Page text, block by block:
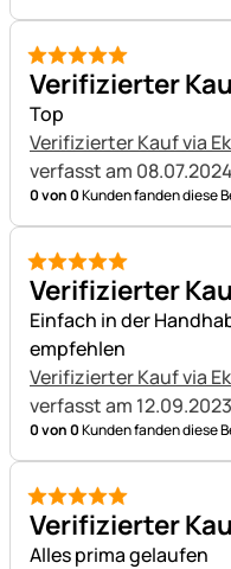
5 von 5
Verifizierter
Top
Verifizierter Kauf via
verfasst am
0 von 0Kunden fanden diese
5 von 5
Verifizierter
Einfach in der
empfehlen
Verifizierter Kauf via
verfasst am
0 von 0Kunden fanden diese
5 von 5
Verifizierter
Alles prima gelaufen